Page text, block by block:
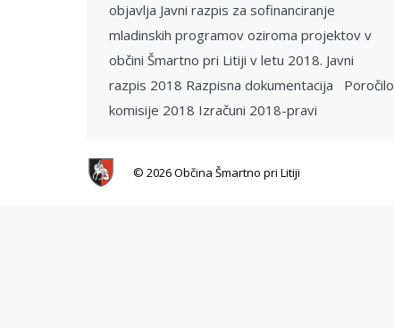
objavlja Javni razpis za sofinanciranje
mladinskih programov oziroma projektov v
občini Šmartno pri Litiji v letu 2018. Javni
razpis 2018 Razpisna dokumentacija Poročilo
komisije 2018 Izračuni 2018-pravi
© 2026 Občina Šmartno pri Litiji